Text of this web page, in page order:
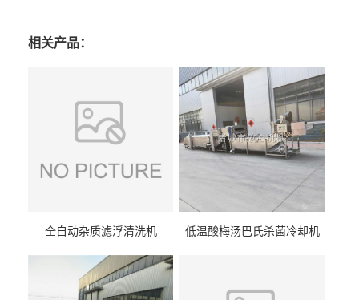
相关产品：
全自动杂质滤浮清洗机 低温酸梅汤巴氏杀菌冷却机